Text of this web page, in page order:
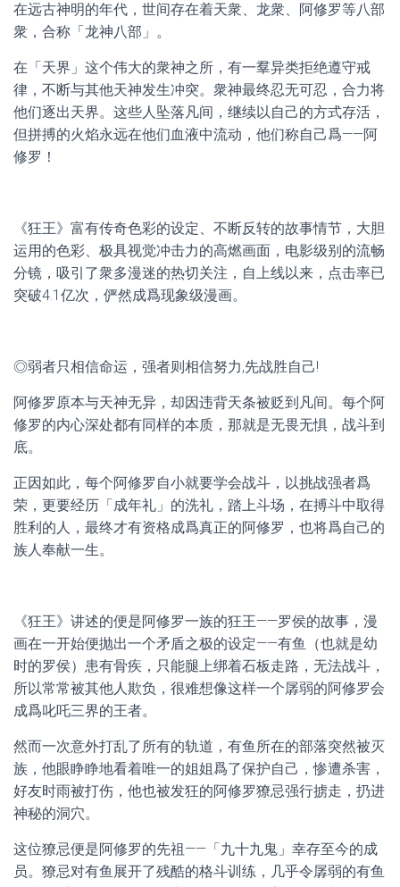
在远古神明的年代，世间存在着天衆、龙衆、阿修罗等八部
衆，合称「龙神八部」。
在「天界」这个伟大的衆神之所，有一羣异类拒绝遵守戒
律，不断与其他天神发生冲突。衆神最终忍无可忍，合力将
他们逐出天界。这些人坠落凡间，继续以自己的方式存活，
但拼搏的火焰永远在他们血液中流动，他们称自己爲——阿
修罗！
《狂王》富有传奇色彩的设定、不断反转的故事情节，大胆
运用的色彩、极具视觉冲击力的高燃画面，电影级别的流畅
分镜，吸引了衆多漫迷的热切关注，自上线以来，点击率已
突破4.1亿次，俨然成爲现象级漫画。
◎弱者只相信命运，强者则相信努力,先战胜自己!
阿修罗原本与天神无异，却因违背天条被贬到凡间。每个阿
修罗的内心深处都有同样的本质，那就是无畏无惧，战斗到
底。
正因如此，每个阿修罗自小就要学会战斗，以挑战强者爲
荣，更要经历「成年礼」的洗礼，踏上斗场，在搏斗中取得
胜利的人，最终才有资格成爲真正的阿修罗，也将爲自己的
族人奉献一生。
《狂王》讲述的便是阿修罗一族的狂王——罗侯的故事，漫
画在一开始便抛出一个矛盾之极的设定——有鱼（也就是幼
时的罗侯）患有骨疾，只能腿上绑着石板走路，无法战斗，
所以常常被其他人欺负，很难想像这样一个孱弱的阿修罗会
成爲叱吒三界的王者。
然而一次意外打乱了所有的轨道，有鱼所在的部落突然被灭
族，他眼睁睁地看着唯一的姐姐爲了保护自己，惨遭杀害，
好友时雨被打伤，他也被发狂的阿修罗獠忌强行掳走，扔进
神秘的洞穴。
这位獠忌便是阿修罗的先祖——「九十九鬼」幸存至今的成
员。獠忌对有鱼展开了残酷的格斗训练，几乎令孱弱的有鱼